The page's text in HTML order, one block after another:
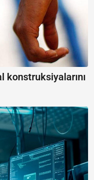
konstruksiyalarını